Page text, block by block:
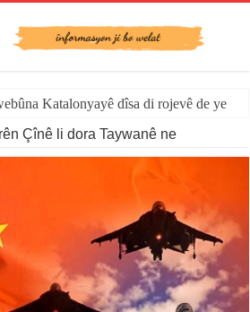
Katalonyayê dîsa di rojevê de ye
Çînê li dora Taywanê ne